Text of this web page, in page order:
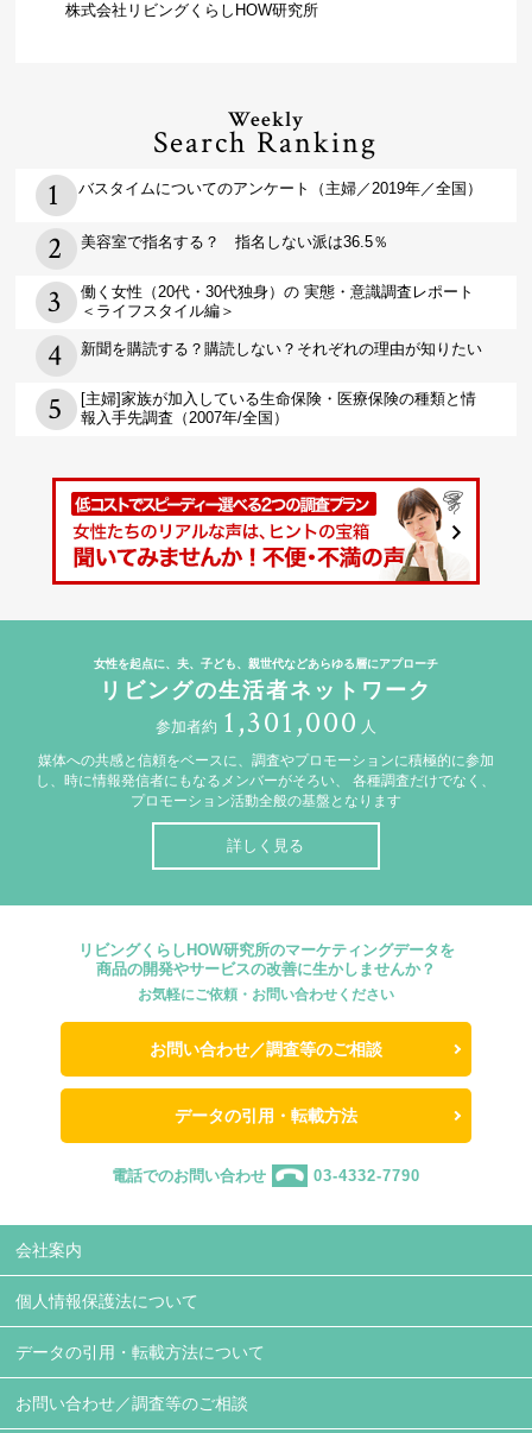
株式会社リビングくらしHOW研究所
Weekly
Search Ranking
バスタイムについてのアンケート（主婦／2019年／全国）
美容室で指名する？ 指名しない派は36.5％
働く女性（20代・30代独身）の 実態・意識調査レポート
＜ライフスタイル編＞
新聞を購読する？購読しない？それぞれの理由が知りたい
[主婦]家族が加入している生命保険・医療保険の種類と情
報入手先調査（2007年/全国）
女性を起点に、夫、子ども、親世代などあらゆる層にアプローチ
リビングの生活者ネットワーク
参加者約 1,301,000 人
媒体への共感と信頼をベースに、調査やプロモーションに積極的に参加
し、時に情報発信者にもなるメンバーがそろい、
各種調査だけでなく、
プロモーション活動全般の基盤となります
詳しく見る
リビングくらしHOW研究所のマーケティングデータを
商品の開発やサービスの改善に生かしませんか？
お気軽にご依頼・お問い合わせください
お問い合わせ／調査等のご相談
データの引用・転載方法
電話でのお問い合わせ 03-4332-7790
会社案内
個人情報保護法について
データの引用・転載方法について
お問い合わせ／調査等のご相談